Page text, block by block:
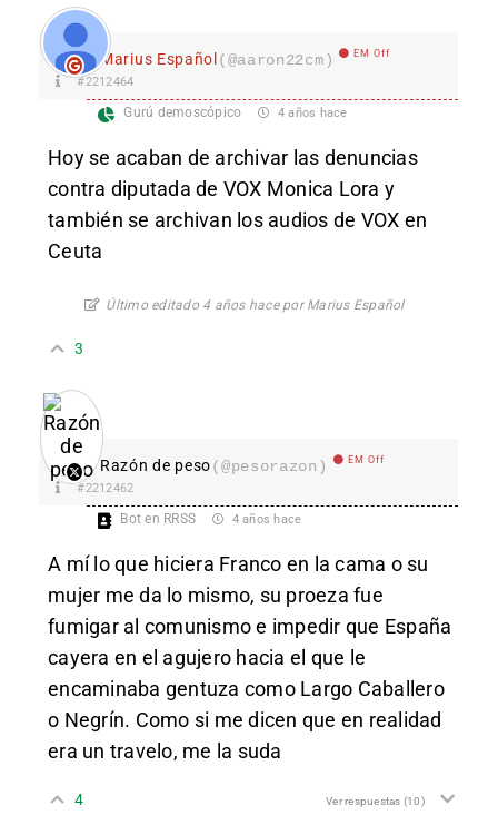
Marius Español(@aaron22cm) EM Off
#2212464
Gurú demoscópico 4 años hace
Hoy se acaban de archivar las denuncias
contra diputada de VOX Monica Lora y
también se archivan los audios de VOX en
Ceuta
Último editado 4 años hace por Marius Español
3
Razón de peso(@pesorazon) EM Off
#2212462
Bot en RRSS 4 años hace
A mí lo que hiciera Franco en la cama o su
mujer me da lo mismo, su proeza fue
fumigar al comunismo e impedir que España
cayera en el agujero hacia el que le
encaminaba gentuza como Largo Caballero
o Negrín. Como si me dicen que en realidad
era un travelo, me la suda
4 Ver respuestas (10)